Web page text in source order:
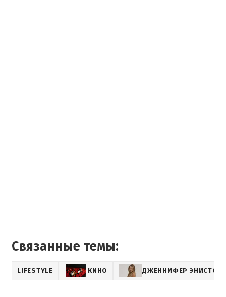
Связанные темы:
LIFESTYLE КИНО ДЖЕННИФЕР ЭНИСТОН